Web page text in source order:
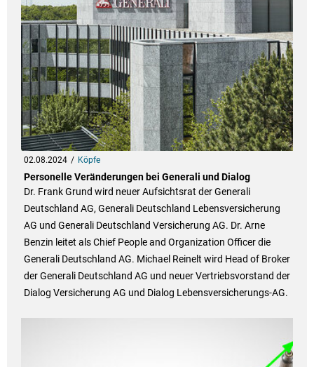
02.08.2024 Köpfe
Personelle Veränderungen bei Generali und Dialog
Dr. Frank Grund wird neuer Aufsichtsrat der Generali
Deutschland AG, Generali Deutschland Lebensversicherung
AG und Generali Deutschland Versicherung AG. Dr. Arne
Benzin leitet als Chief People and Organization Officer die
Generali Deutschland AG. Michael Reinelt wird Head of Broker
der Generali Deutschland AG und neuer Vertriebsvorstand der
Dialog Versicherung AG und Dialog Lebensversicherungs-AG.